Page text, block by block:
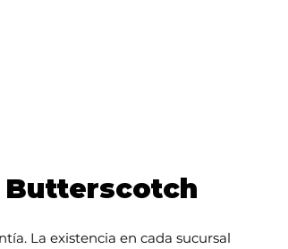
Butterscotch
La existencia en cada sucursal